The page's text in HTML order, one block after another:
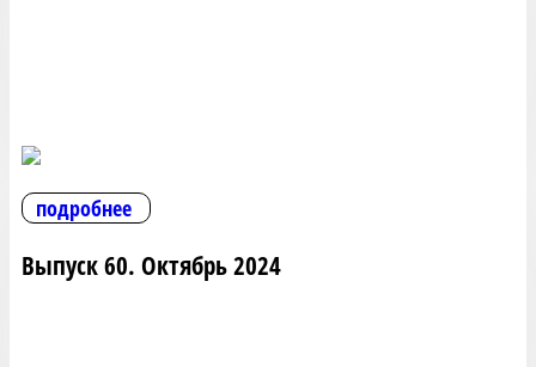
подробнее
Выпуск 60. Октябрь 2024